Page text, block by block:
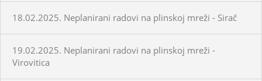
18.02.2025. Neplanirani radovi na plinskoj mreži - Sirač
19.02.2025. Neplanirani radovi na plinskoj mreži -
Virovitica